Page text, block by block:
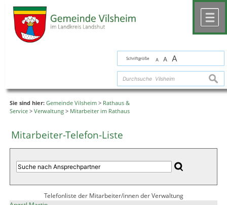
Schriftgröße A A A
Sie sind hier: Gemeinde Vilsheim > Rathaus &
Service > Verwaltung > Mitarbeiter im Rathaus
Mitarbeiter-Telefon-Liste
Telefonliste der Mitarbeiter/innen der Verwaltung